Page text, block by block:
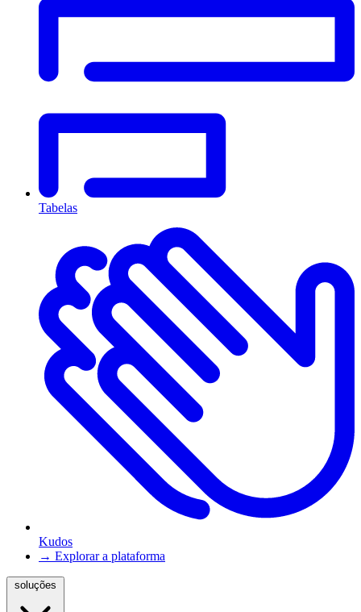
Tabelas
Kudos
→ Explorar a plataforma